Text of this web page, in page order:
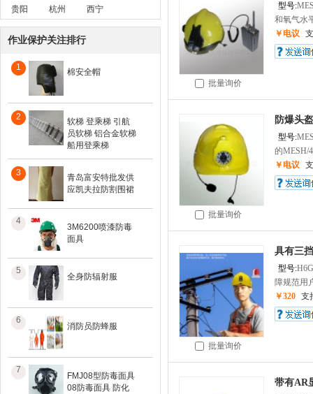
贵阳
杭州 西宁
作业保护关注排行
1 棉安全帽
2
软梯 登乘梯 引航
员软梯 铝合金软梯
船用登乘梯
3
青岛富安特批发供
应凯夫拉防割围裙
4
3M6200喷漆防毒
面具
5
全身防辐射服
6
消防员防蜂服
7
FMJ08型防毒面具
08防毒面具 防化
批量询价
型号:
和氧气水
￥电议
批量询价
防爆头
型号:
的MESH/
￥电议
批量询价
具有三
型号:H6G
障规范用
￥320 支
带有AR